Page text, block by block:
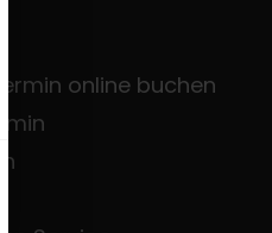
online buchen